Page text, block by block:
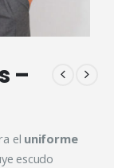
–
el uniforme
escudo